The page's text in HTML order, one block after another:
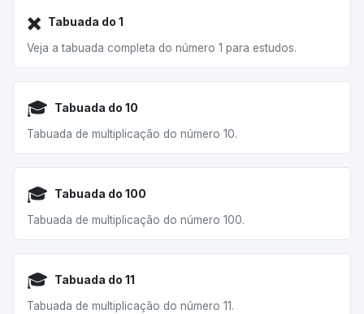
✖️ Tabuada do 1
Veja a tabuada completa do número 1 para estudos.
🎓 Tabuada do 10
Tabuada de multiplicação do número 10.
🎓 Tabuada do 100
Tabuada de multiplicação do número 100.
🎓 Tabuada do 11
Tabuada de multiplicação do número 11.